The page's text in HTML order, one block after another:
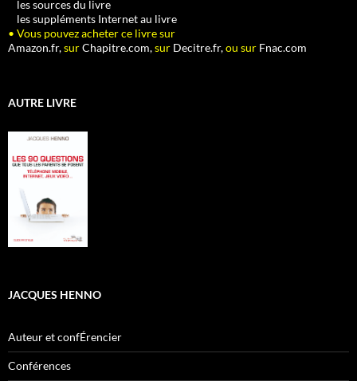
les sources du livre
les suppléments Internet au livre
• Vous pouvez acheter ce livre sur
Amazon.fr,surChapitre.com,sur Decitre.fr,ou sur Fnac.com
AUTRE LIVRE
JACQUES HENNO
Auteur et confÉrencier
Conférences